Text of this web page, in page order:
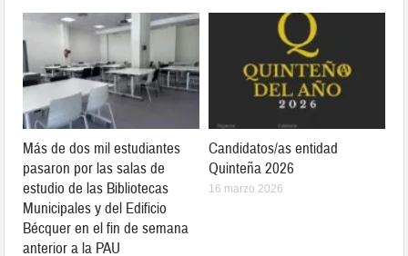
Más de dos mil estudiantes
pasaron por las salas de
estudio de las Bibliotecas
Municipales y del Edificio
Bécquer en el fin de semana
anterior a la PAU
Candidatos/as entidad
Quinteña 2026
16 marzo 2026